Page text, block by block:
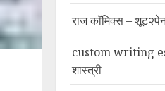
राज कॉमिक्स –
custom writing
शास्त्री